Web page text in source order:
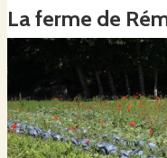
La ferme de